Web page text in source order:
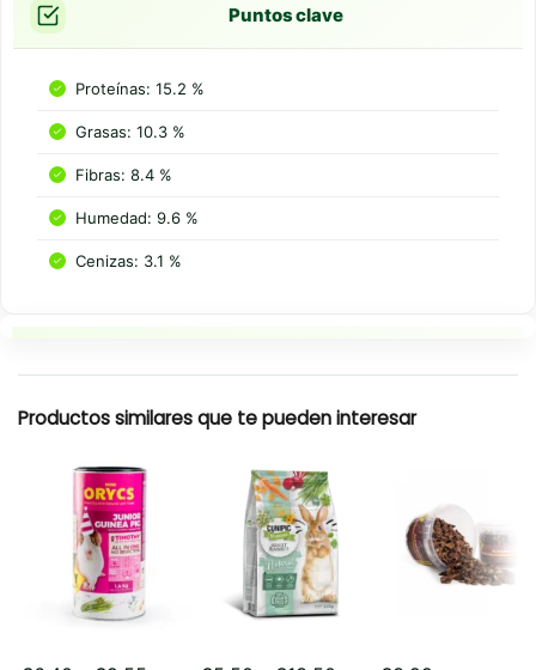
Puntos clave
Proteínas: 15.2 %
Grasas: 10.3 %
Fibras: 8.4 %
Humedad: 9.6 %
Cenizas: 3.1 %
Productos similares que te pueden interesar